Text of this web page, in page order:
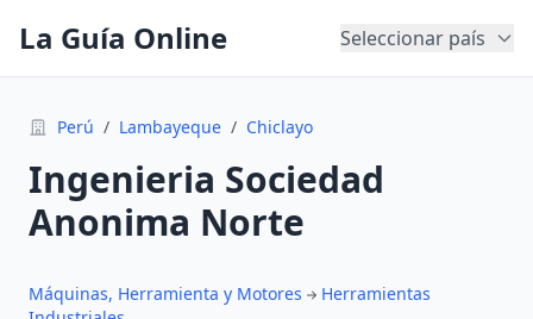
La Guía Online Seleccionar país
Perú / Lambayeque / Chiclayo
Ingenieria Sociedad
Anonima Norte
Máquinas, Herramienta y Motores
Herramientas